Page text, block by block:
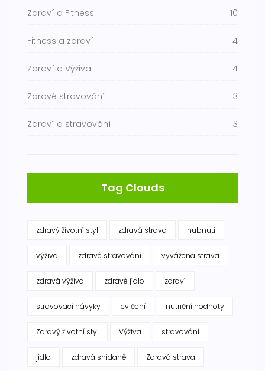
Zdraví a Fitness 10
Fitness a zdraví 4
Zdraví a Výživa 4
Zdravé stravování 3
Zdraví a stravování 3
Tag Clouds
zdravý životní styl zdravá strava hubnutí
výživa zdravé stravování vyvážená strava
zdravá výživa zdravé jídlo zdraví
stravovací návyky cvičení nutriční hodnoty
Zdravý životní styl Výživa stravování
jídlo zdravá snídaně Zdravá strava